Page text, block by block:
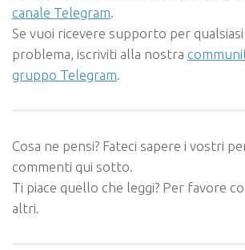
canale Telegram
Se vuoi ricevere supporto per
problema, iscriviti alla nostra
gruppo Telegram
Cosa ne pensi? Fateci sapere i vostri
commenti qui sotto.
Ti piace quello che leggi? Per favore
altri.